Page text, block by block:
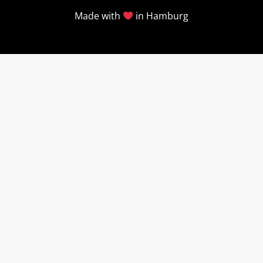
Made with in Hamburg